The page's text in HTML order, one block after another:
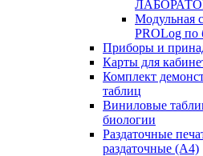
Модульная
PROLog по
Приборы и
Карты для
Комплект
таблиц
Виниловые
биологии
Раздаточные
раздаточные (А4)